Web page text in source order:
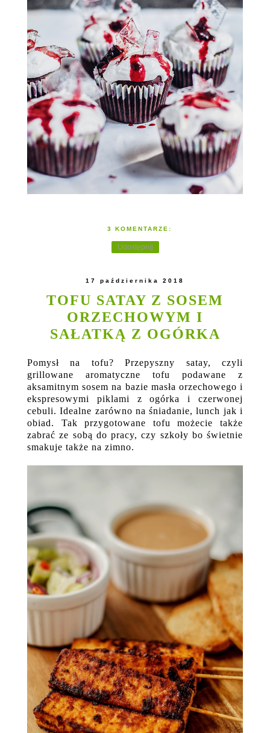
3 KOMENTARZE:
Udostępnij
17 października 2018
TOFU SATAY Z SOSEM
ORZECHOWYM I
SAŁATKĄ Z OGÓRKA
Pomysł na tofu? Przepyszny satay, czyli
grillowane aromatyczne tofu podawane z
aksamitnym sosem na bazie masła orzechowego i
ekspresowymi piklami z ogórka i czerwonej
cebuli. Idealne zarówno na śniadanie, lunch jak i
obiad. Tak przygotowane tofu możecie także
zabrać ze sobą do pracy, czy szkoły bo świetnie
smakuje także na zimno.